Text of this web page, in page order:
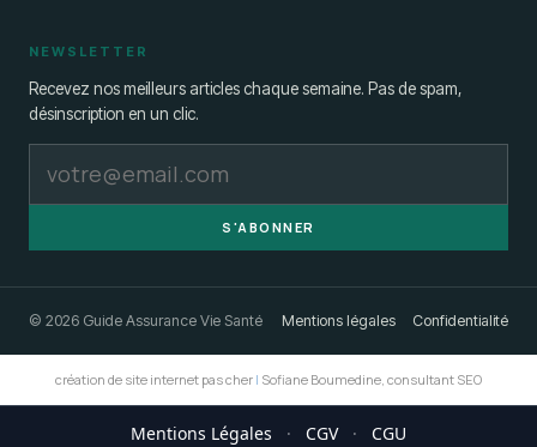
NEWSLETTER
Recevez nos meilleurs articles chaque semaine. Pas de spam,
désinscription en un clic.
S'ABONNER
© 2026 Guide Assurance Vie Santé Mentions légales Confidentialité
création de site internet pas cher | Sofiane Boumedine, consultant SEO
Mentions Légales · CGV · CGU